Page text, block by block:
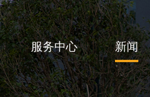
服务中心 新闻